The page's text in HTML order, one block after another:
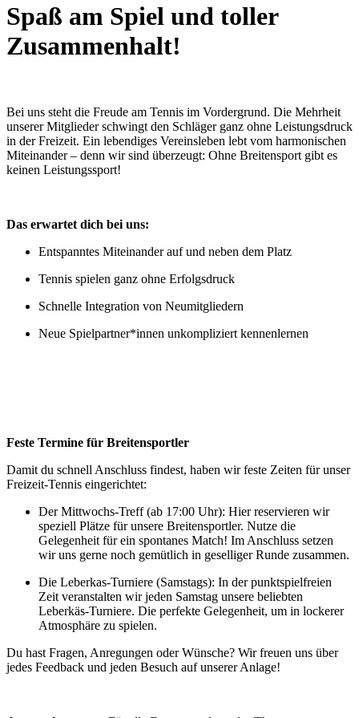
Spaß am Spiel und toller
Zusammenhalt!
Bei uns steht die Freude am Tennis im Vordergrund. Die Mehrheit
unserer Mitglieder schwingt den Schläger ganz ohne Leistungsdruck
in der Freizeit. Ein lebendiges Vereinsleben lebt vom harmonischen
Miteinander – denn wir sind überzeugt: Ohne Breitensport gibt es
keinen Leistungssport!
Das erwartet dich bei uns:
Entspanntes Miteinander auf und neben dem Platz
Tennis spielen ganz ohne Erfolgsdruck
Schnelle Integration von Neumitgliedern
Neue Spielpartner*innen unkompliziert kennenlernen
Feste Termine für Breitensportler
Damit du schnell Anschluss findest, haben wir feste Zeiten für unser
Freizeit-Tennis eingerichtet:
Der Mittwochs-Treff (ab 17:00 Uhr): Hier reservieren wir
speziell Plätze für unsere Breitensportler. Nutze die
Gelegenheit für ein spontanes Match! Im Anschluss setzen
wir uns gerne noch gemütlich in geselliger Runde zusammen.
Die Leberkas-Turniere (Samstags): In der punktspielfreien
Zeit veranstalten wir jeden Samstag unsere beliebten
Leberkäs-Turniere. Die perfekte Gelegenheit, um in lockerer
Atmosphäre zu spielen.
Du hast Fragen, Anregungen oder Wünsche? Wir freuen uns über
jedes Feedback und jeden Besuch auf unserer Anlage!